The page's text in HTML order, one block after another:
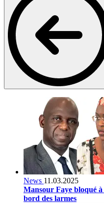
News 11.03.2025
Mansour Faye bloqué
bord des larmes